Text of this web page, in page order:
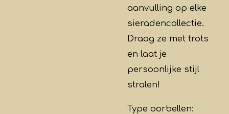
aanvulling op elke
sieradencollectie.
Draag ze met trots
en laat je
persoonlijke stijl
stralen!
Type oorbellen: